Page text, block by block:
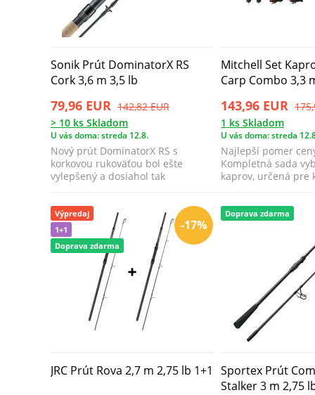
Sonik Prút DominatorX RS
Cork 3,6 m 3,5 lb
79,96 EUR 142,82 EUR
> 10 ks Skladom
U vás doma: streda 12.8.
Nový prút DominatorX RS s
korkovou rukoväťou bol ešte
vylepšený a dosiahol tak
Mitchell Set
Carp Combo 3,3
143,96 EUR
1 ks Skladom
U vás doma: streda
Najlepší pomer
Kompletná sada
kaprov, určená pre
-17%
Výpredaj
1+1
Doprava zdarma
JRC Prút Rova 2,7 m 2,75 lb 1+1
Doprava zdarma
Sportex Prút
Stalker 3 m 2,75